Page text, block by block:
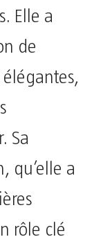
Elle a
de
Sa
qu’elle a
rôle clé